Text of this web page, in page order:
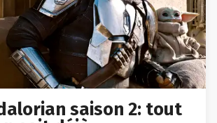
saison 2: tout